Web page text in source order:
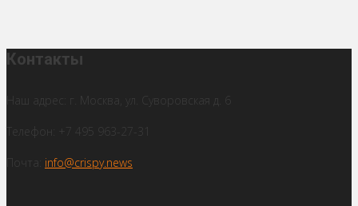
Контакты
Наш адрес: г. Москва, ул. Суворовская д. 6
Телефон: +7 495 963-27-31
Почта: info@crispy.news